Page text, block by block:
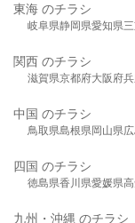
東海 のチラシ
岐阜県静岡県愛知県
関西 のチラシ
滋賀県京都府大阪府
中国 のチラシ
鳥取県島根県岡山県
四国 のチラシ
徳島県香川県愛媛県
九州・沖縄 のチラシ